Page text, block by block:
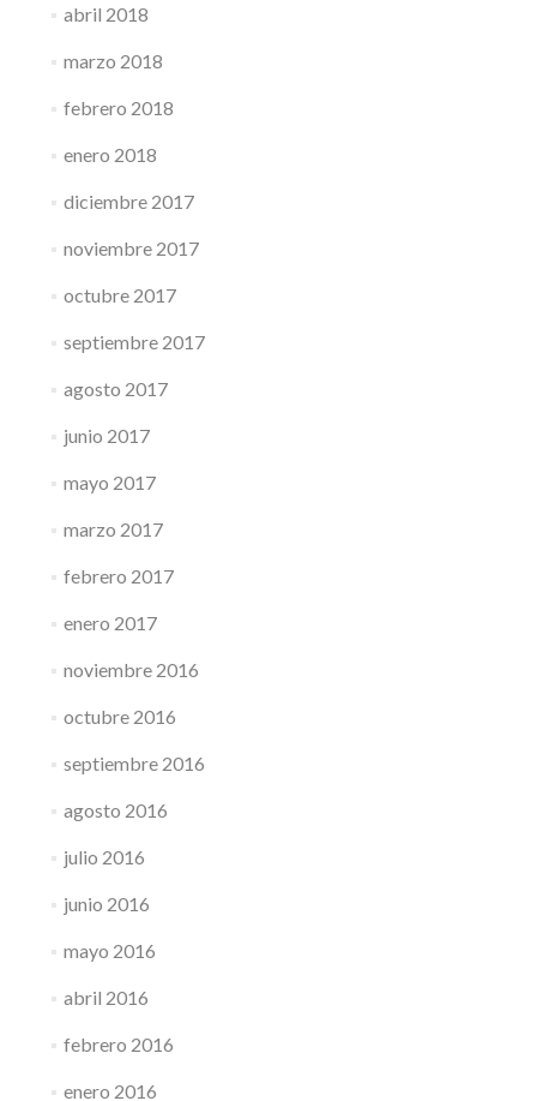
abril 2018
marzo 2018
febrero 2018
enero 2018
diciembre 2017
noviembre 2017
octubre 2017
septiembre 2017
agosto 2017
junio 2017
mayo 2017
marzo 2017
febrero 2017
enero 2017
noviembre 2016
octubre 2016
septiembre 2016
agosto 2016
julio 2016
junio 2016
mayo 2016
abril 2016
febrero 2016
enero 2016